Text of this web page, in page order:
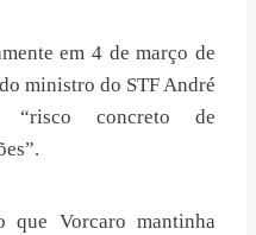
em 4 de março de
ministro do STF André
“risco concreto de
que Vorcaro mantinha